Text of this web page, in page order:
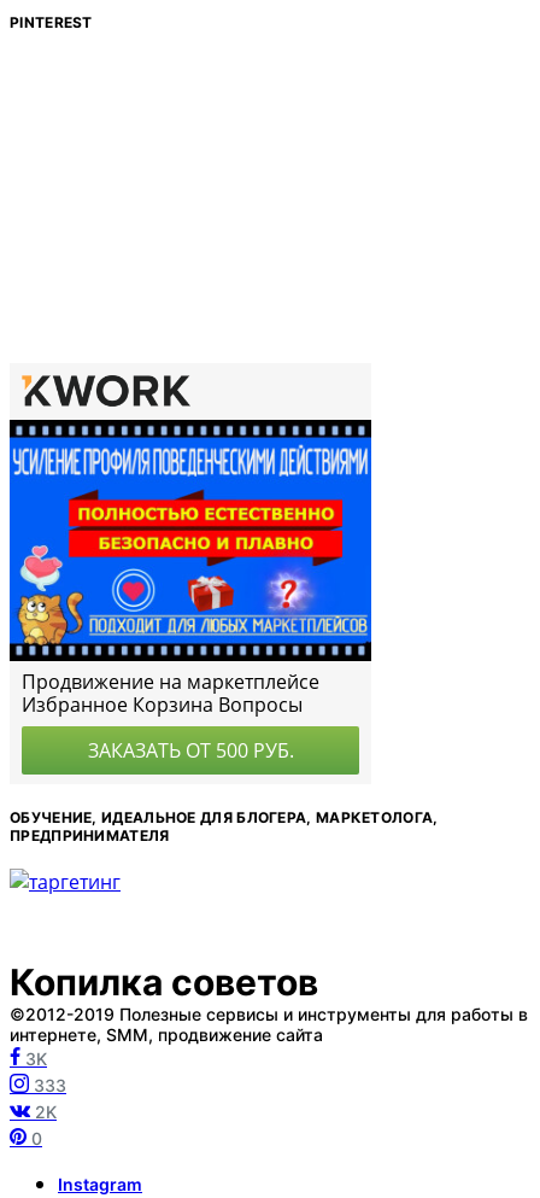
PINTEREST
ОБУЧЕНИЕ, ИДЕАЛЬНОЕ ДЛЯ БЛОГЕРА, МАРКЕТОЛОГА,
ПРЕДПРИНИМАТЕЛЯ
Копилка советов
©2012-2019 Полезные сервисы и инструменты для работы в
интернете, SMM, продвижение сайта
3K
333
2K
0
Instagram